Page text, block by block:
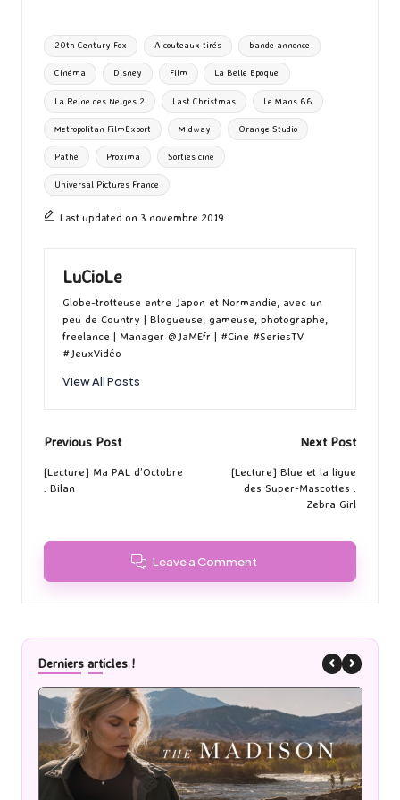
o
o
k
d
o
n
l
ky bl
r
ta
g
er
Tags:
20th Century Fox A couteaux tirés bande annonce
Cinéma Disney Film La Belle Epoque
La Reine des Neiges 2 Last Christmas Le Mans 66
Metropolitan FilmExport Midway Orange Studio
Pathé Proxima Sorties ciné
Universal Pictures France
Last updated on 3 novembre 2019
LuCioLe
Globe-trotteuse entre Japon et Normandie, avec un
peu de Country | Blogueuse, gameuse, photographe,
freelance | Manager @JaMEfr | #Cine #SeriesTV
#JeuxVidéo
View All Posts
Post
navigation
Previous Post
[Lecture] Ma PAL d’Octobre
: Bilan
Next Post
[Lecture] Blue et la ligue
des Super-Mascottes :
Zebra Girl
Leave a Comment
Derniers articles !